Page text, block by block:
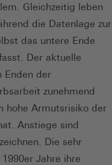
Gleichzeitig leben
die Datenlage zur
das untere Ende
Der aktuelle
Enden der
zunehmend
hohe Armutsrisiko der
Anstiege sind
Die sehr
Jahre ihre